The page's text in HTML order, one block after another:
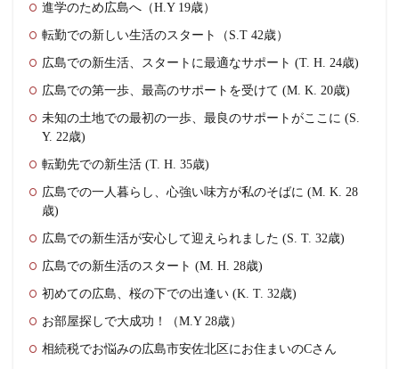
進学のため広島へ（H.Y 19歳）
転勤での新しい生活のスタート（S.T 42歳）
広島での新生活、スタートに最適なサポート (T. H. 24歳)
広島での第一歩、最高のサポートを受けて (M. K. 20歳)
未知の土地での最初の一歩、最良のサポートがここに (S.
Y. 22歳)
転勤先での新生活 (T. H. 35歳)
広島での一人暮らし、心強い味方が私のそばに (M. K. 28
歳)
広島での新生活が安心して迎えられました (S. T. 32歳)
広島での新生活のスタート (M. H. 28歳)
初めての広島、桜の下での出逢い (K. T. 32歳)
お部屋探しで大成功！（M.Y 28歳）
相続税でお悩みの広島市安佐北区にお住まいのCさん